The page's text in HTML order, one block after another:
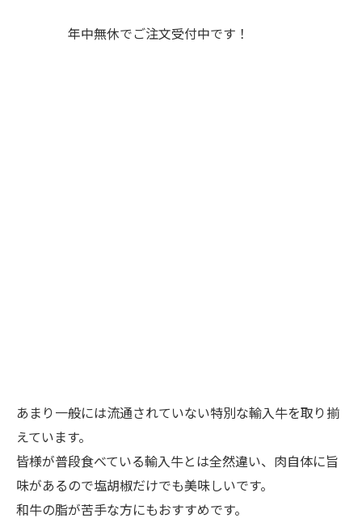
年中無休でご注文受付中です！
あまり一般には流通されていない特別な輸入牛を取り揃
えています。
皆様が普段食べている輸入牛とは全然違い、肉自体に旨
味があるので塩胡椒だけでも美味しいです。
和牛の脂が苦手な方にもおすすめです。